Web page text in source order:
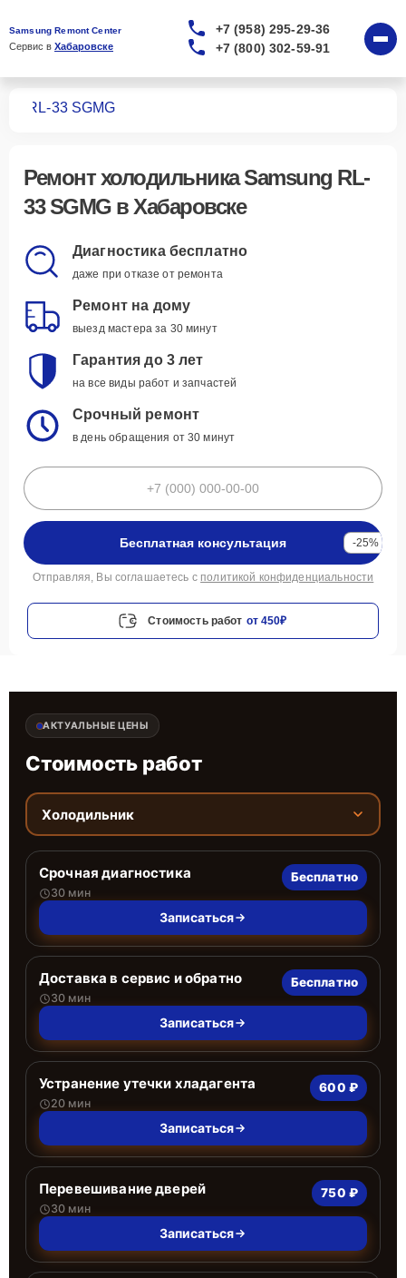
Samsung Remont Center
Сервис в Хабаровске
+7 (958) 295-29-36
+7 (800) 302-59-91
RL-33 SGMG
Ремонтхолодильника Samsung RL-
33 SGMGв Хабаровске
Диагностика бесплатно
даже при отказе от ремонта
Ремонт на дому
выезд мастера за 30 минут
Гарантия до 3 лет
на все виды работ и запчастей
Срочный ремонт
в день обращения от 30 минут
Бесплатная консультация -25%
Отправляя, Вы соглашаетесь с политикой конфиденциальности
Стоимость работ от 450₽
АКТУАЛЬНЫЕ ЦЕНЫ
Стоимость работ
Холодильник
Срочная диагностика
30 мин
Бесплатно
Записаться
Доставка в сервис и обратно
30 мин
Бесплатно
Записаться
Устранение утечки хладагента
20 мин
600 ₽
Записаться
Перевешивание дверей
30 мин
750 ₽
Записаться